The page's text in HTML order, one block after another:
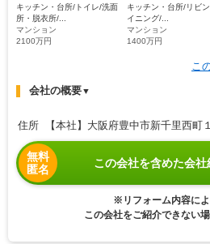
キッチン・台所/トイレ/洗面
所・脱衣所/...
マンション
2100万円
キッチン・台所/リビ
イニング/...
マンション
1400万円
こ
会社の概要▼
住所 【本社】大阪府豊中市新千里西町
無料
匿名
この会社を含めた会
※リフォーム内容によ
この会社をご紹介できない場